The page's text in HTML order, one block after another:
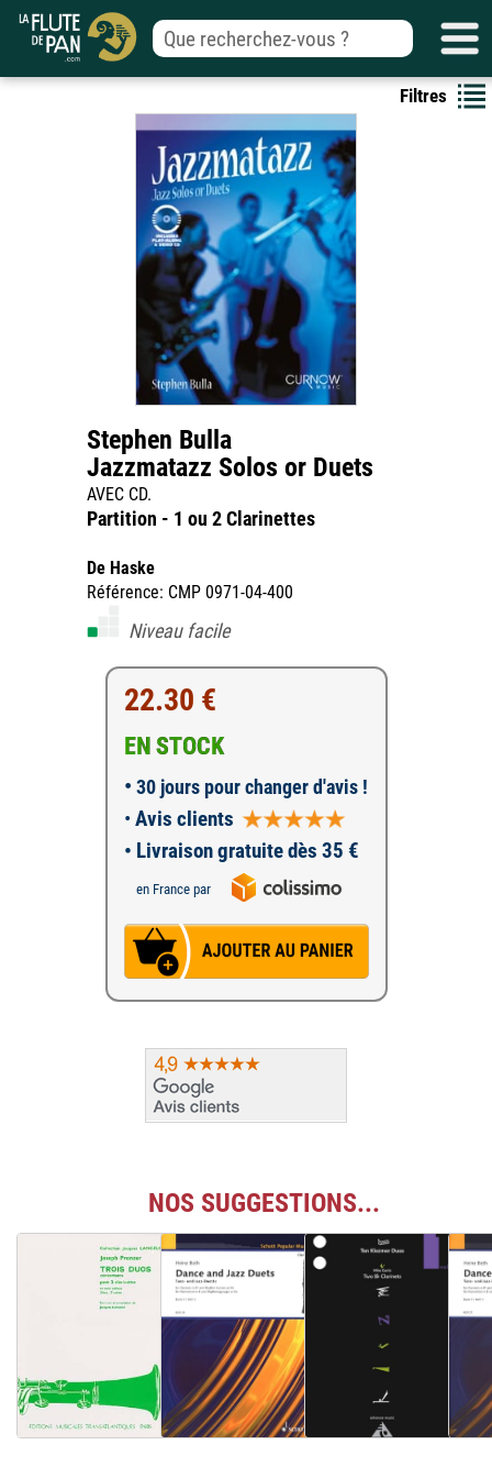
Filtres
Stephen Bulla
Jazzmatazz Solos or Duets
AVEC CD.
Partition - 1 ou 2 Clarinettes
De Haske
Référence: CMP 0971-04-400
Niveau facile
22.30 €
EN STOCK
• 30 jours pour changer d'avis !
• Avis clients
• Livraison gratuite dès 35 €
en France par
NOS SUGGESTIONS...